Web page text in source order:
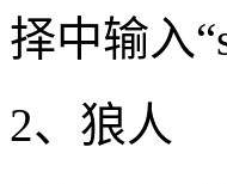
择中输入
2、狼人